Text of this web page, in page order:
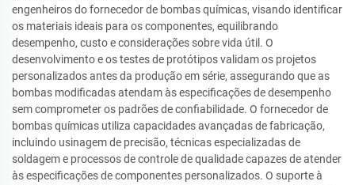
engenheiros do fornecedor de bombas químicas, visando identificar
os materiais ideais para os componentes, equilibrando
desempenho, custo e considerações sobre vida útil. O
desenvolvimento e os testes de protótipos validam os projetos
personalizados antes da produção em série, assegurando que as
bombas modificadas atendam às especificações de desempenho
sem comprometer os padrões de confiabilidade. O fornecedor de
bombas químicas utiliza capacidades avançadas de fabricação,
incluindo usinagem de precisão, técnicas especializadas de
soldagem e processos de controle de qualidade capazes de atender
às especificações de componentes personalizados. O suporte à